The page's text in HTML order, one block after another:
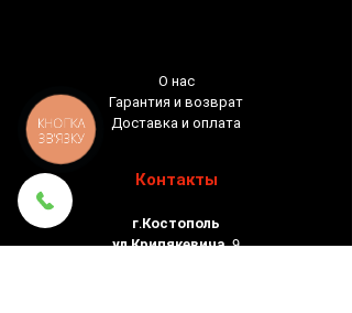
О нас
Гарантия и возврат
Доставка и оплата
Контакты
г.Костополь
ул.Крипякевича, 9
КНОПКА
ЗВ'ЯЗКУ